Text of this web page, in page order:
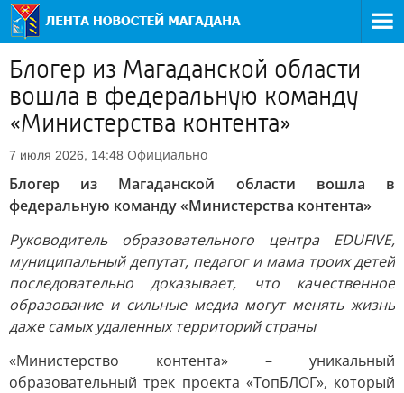
Блогер из Магаданской области
вошла в федеральную команду
«Министерства контента»
7 июля 2026, 14:48 Официально
Блогер из Магаданской области вошла в
федеральную команду «Министерства контента»
Руководитель образовательного центра EDUFIVE,
муниципальный депутат, педагог и мама троих детей
последовательно доказывает, что качественное
образование и сильные медиа могут менять жизнь
даже самых удаленных территорий страны
«Министерство контента» – уникальный
образовательный трек проекта «ТопБЛОГ», который